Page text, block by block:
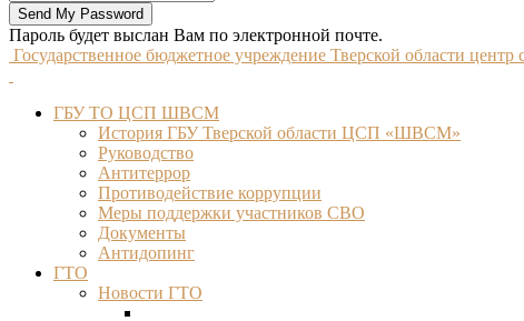
Пароль будет выслан Вам по электронной почте.
Государственное бюджетное учреждение Тверской области
ГБУ ТО ЦСП ШВСМ
История ГБУ Тверской области ЦСП «ШВСМ»
Руководство
Антитеррор
Противодействие коррупции
Меры поддержки участников СВО
Документы
Антидопинг
ГТО
Новости ГТО